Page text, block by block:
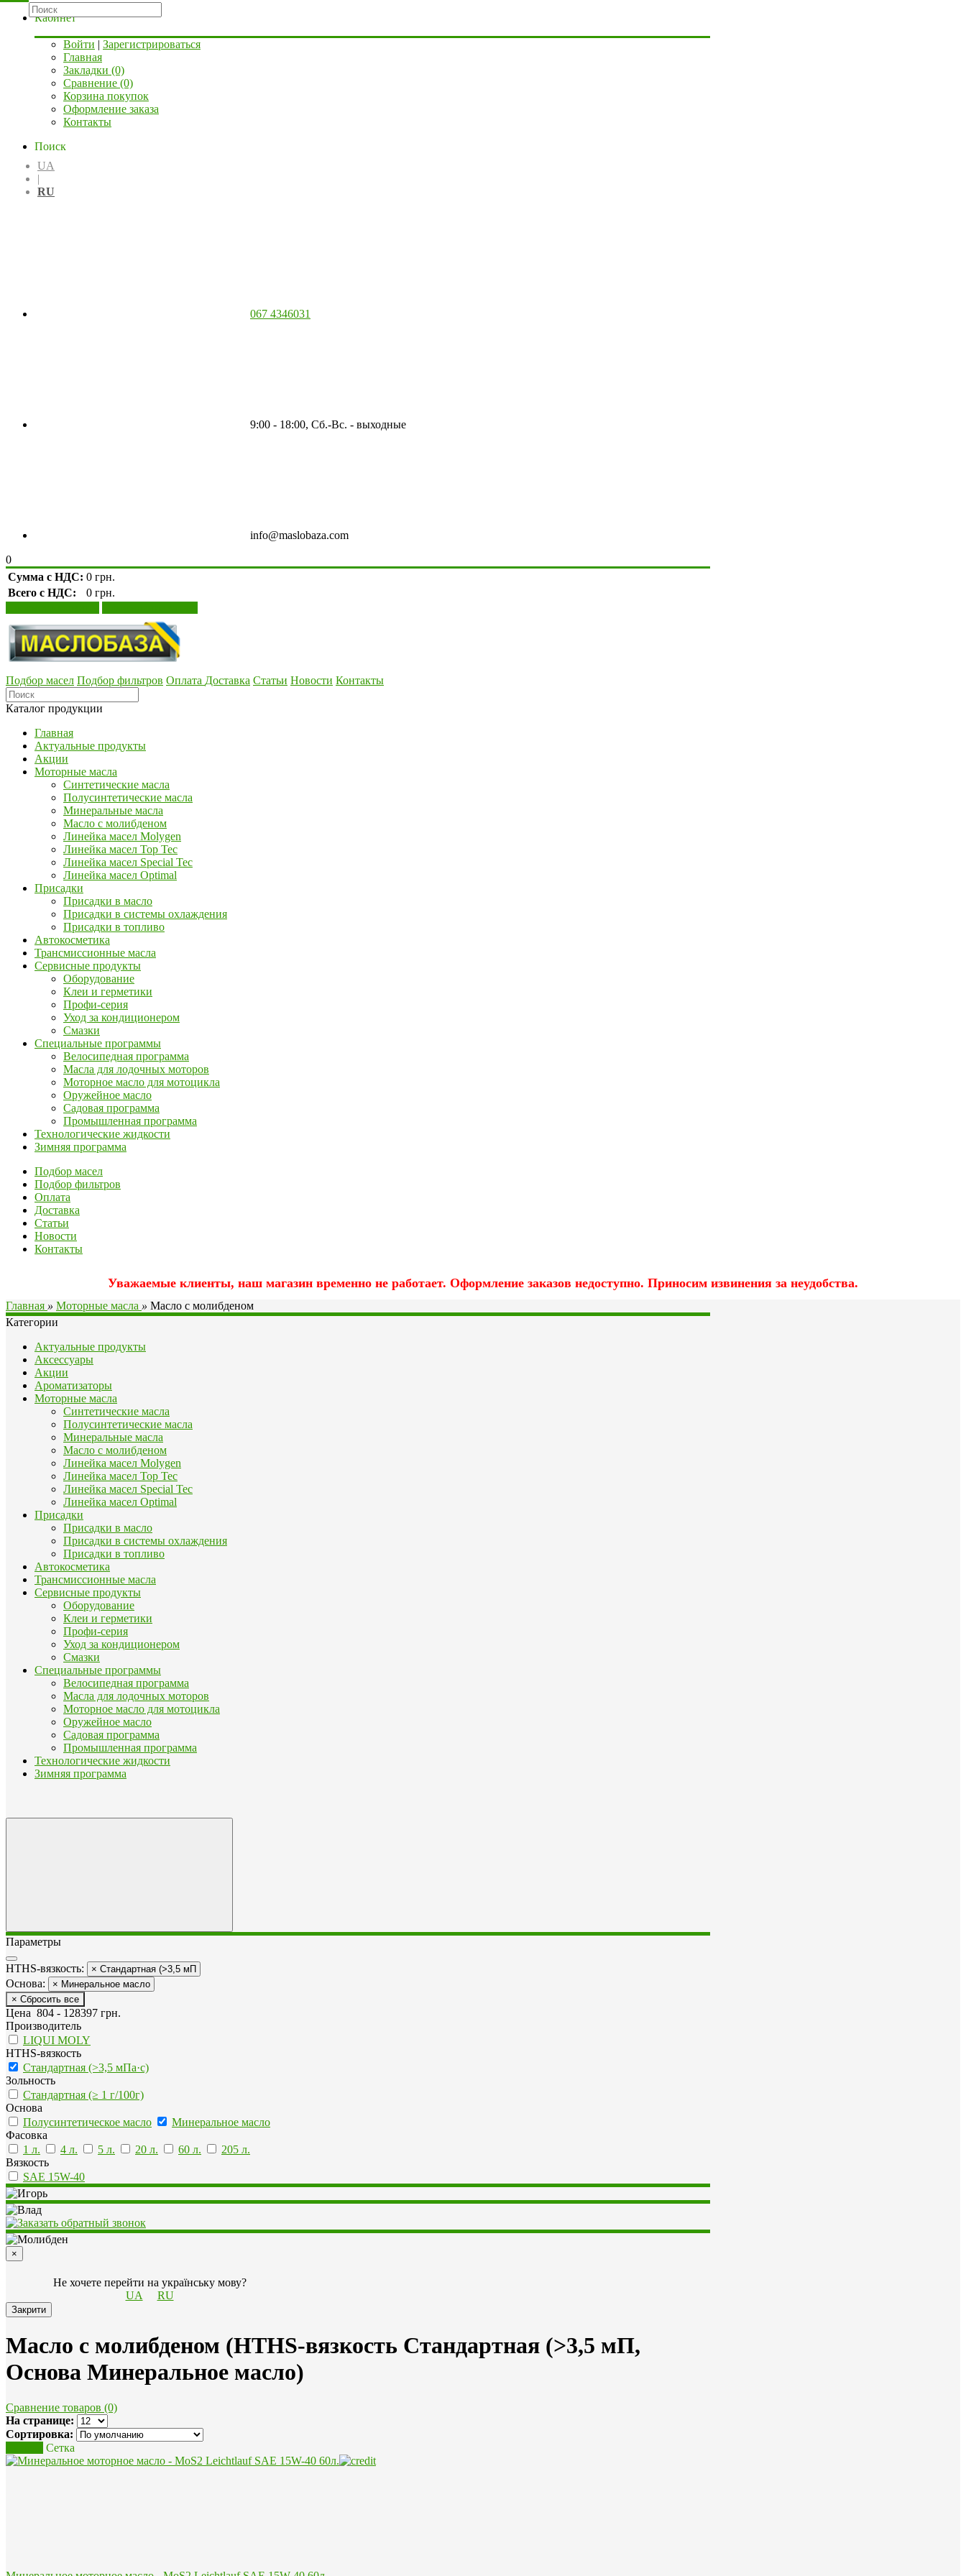
Кабинет
Войти | Зарегистрироваться
Главная
Закладки (0)
Сравнение (0)
Корзина покупок
Оформление заказа
Контакты
Поиск
UA
|
RU
067 4346031
9:00 - 18:00, Сб.-Вс. - выходные
info@maslobaza.com
0
Сумма с НДС: 0 грн.
Всего с НДС:
0 грн.
Подбор масел Подбор фильтров Оплата Доставка Статьи Новости Контакты
Каталог продукции
Главная
Актуальные продукты
Акции
Моторные масла
Синтетические масла
Полусинтетические масла
Минеральные масла
Масло с молибденом
Линейка масел Molygen
Линейка масел Top Tec
Линейка масел Special Tec
Линейка масел Optimal
Присадки
Присадки в масло
Присадки в системы охлаждения
Присадки в топливо
Автокосметика
Трансмиссионные масла
Сервисные продукты
Оборудование
Клеи и герметики
Профи-серия
Уход за кондиционером
Смазки
Специальные программы
Велосипедная программа
Масла для лодочных моторов
Моторное масло для мотоцикла
Оружейное масло
Садовая программа
Промышленная программа
Технологические жидкости
Зимняя программа
Подбор масел
Подбор фильтров
Оплата
Доставка
Статьи
Новости
Контакты
Уважаемые клиенты, наш магазин временно не работает. Оформление заказов недоступно. Приносим извинения за неудобства.
Главная » Моторные масла » Масло с молибденом
Категории
Актуальные продукты
Аксессуары
Акции
Ароматизаторы
Моторные масла
Синтетические масла
Полусинтетические масла
Минеральные масла
Масло с молибденом
Линейка масел Molygen
Линейка масел Top Tec
Линейка масел Special Tec
Линейка масел Optimal
Присадки
Присадки в масло
Присадки в системы охлаждения
Присадки в топливо
Автокосметика
Трансмиссионные масла
Сервисные продукты
Оборудование
Клеи и герметики
Профи-серия
Уход за кондиционером
Смазки
Специальные программы
Велосипедная программа
Масла для лодочных моторов
Моторное масло для мотоцикла
Оружейное масло
Садовая программа
Промышленная программа
Технологические жидкости
Зимняя программа
Параметры
HTHS-вязкость: × Стандартная (>3,5 мП
Основа:
× Минеральное масло
× Сбросить все
Цена 804 - 128397 грн.
Производитель
LIQUI MOLY
HTHS-вязкость
Стандартная (>3,5 мПа·с)
Зольность
Стандартная (≥ 1 г/100г)
Основа
Полусинтетическое масло
Минеральное масло
Фасовка
1 л.
4 л. 5 л. 20 л. 60 л.
205 л.
Вязкость
SAE 15W-40
×
Не хочете перейти на українську мову?
UA
RU
Закрити
Масло с молибденом (HTHS-вязкость Стандартная (>3,5 мП,
Основа Минеральное масло)
Сравнение товаров (0)
На странице:
Сортировка:
Сетка